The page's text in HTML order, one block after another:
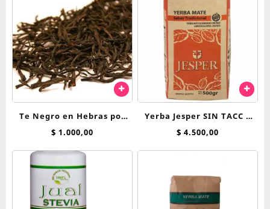
Te Negro en Hebras por
100 Grs
$ 1.000,00
Yerba Jesper SIN TACC x
500 g
$ 4.500,00